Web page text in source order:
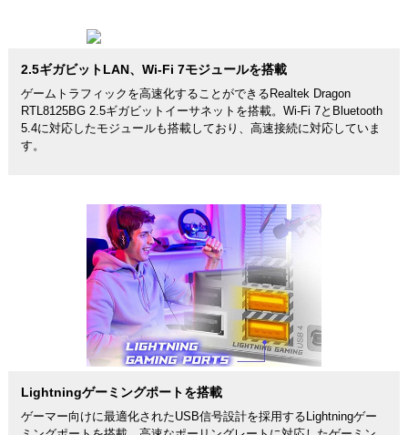
2.5ギガビットLAN、Wi-Fi 7モジュールを搭載
ゲームトラフィックを高速化することができるRealtek Dragon
RTL8125BG 2.5ギガビットイーサネットを搭載。Wi-Fi 7とBluetooth
5.4に対応したモジュールも搭載しており、高速接続に対応していま
す。
Lightningゲーミングポートを搭載
ゲーマー向けに最適化されたUSB信号設計を採用するLightningゲー